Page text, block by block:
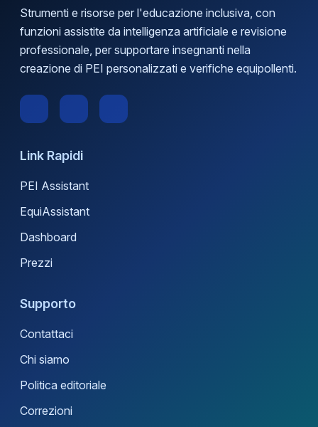
Strumenti e risorse per l'educazione inclusiva, con
funzioni assistite da intelligenza artificiale e revisione
professionale, per supportare insegnanti nella
creazione di PEI personalizzati e verifiche equipollenti.
Link Rapidi
PEI Assistant
EquiAssistant
Dashboard
Prezzi
Supporto
Contattaci
Chi siamo
Politica editoriale
Correzioni